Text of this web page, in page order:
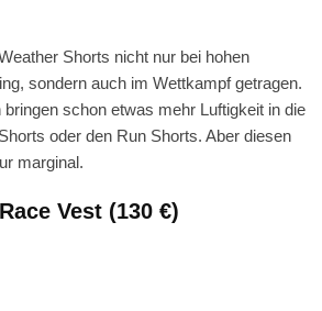
Shorts nicht nur bei hohen
sondern auch im Wettkampf getragen.
schon etwas mehr Luftigkeit in die
oder den Run Shorts. Aber diesen
marginal.
Vest (130 €)